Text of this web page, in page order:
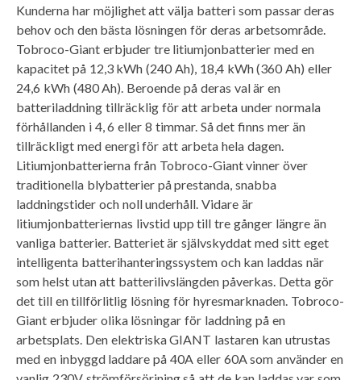
Kunderna har möjlighet att välja batteri som passar deras
behov och den bästa lösningen för deras arbetsområde.
Tobroco-Giant erbjuder tre litiumjonbatterier med en
kapacitet på 12,3 kWh (240 Ah), 18,4 kWh (360 Ah) eller
24,6 kWh (480 Ah). Beroende på deras val är en
batteriladdning tillräcklig för att arbeta under normala
förhållanden i 4, 6 eller 8 timmar. Så det finns mer än
tillräckligt med energi för att arbeta hela dagen.
Litiumjonbatterierna från Tobroco-Giant vinner över
traditionella blybatterier på prestanda, snabba
laddningstider och noll underhåll. Vidare är
litiumjonbatteriernas livstid upp till tre gånger längre än
vanliga batterier. Batteriet är självskyddat med sitt eget
intelligenta batterihanteringssystem och kan laddas när
som helst utan att batterilivslängden påverkas. Detta gör
det till en tillförlitlig lösning för hyresmarknaden. Tobroco-
Giant erbjuder olika lösningar för laddning på en
arbetsplats. Den elektriska GIANT lastaren kan utrustas
med en inbyggd laddare på 40A eller 60A som använder en